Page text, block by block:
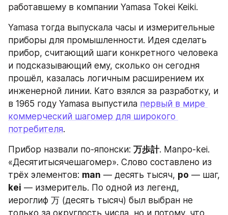
работавшему в компании Yamasa Tokei Keiki.
Yamasa тогда выпускала часы и измерительные
приборы для промышленности. Идея сделать
прибор, считающий шаги конкретного человека
и подсказывающий ему, сколько он сегодня
прошёл, казалась логичным расширением их
инженерной линии. Като взялся за разработку, и
в 1965 году Yamasa выпустила первый в мире
коммерческий шагомер для широкого
потребителя.
Прибор назвали по-японски: 万歩計. Manpo-kei.
«Десятитысячешагомер». Слово составлено из
трёх элементов: man — десять тысяч, po
kei — измеритель. По одной из легенд,
иероглиф 万 (десять тысяч) был выбран не
только за округлость числа, но и потому, что